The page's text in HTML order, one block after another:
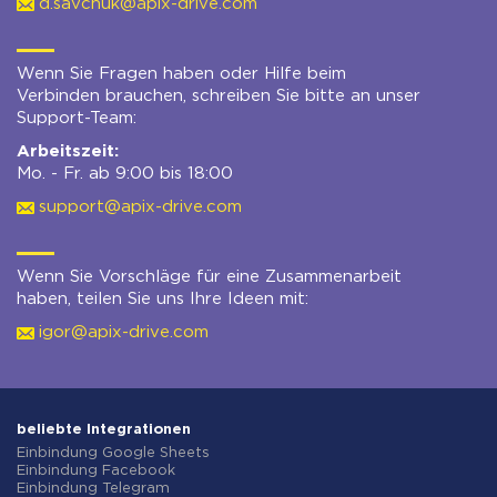
d.savchuk@apix-drive.com
Wenn Sie Fragen haben oder Hilfe beim
Verbinden brauchen, schreiben Sie bitte an unser
Support-Team:
Arbeitszeit:
Mo. - Fr. ab 9:00 bis 18:00
support@apix-drive.com
Wenn Sie Vorschläge für eine Zusammenarbeit
haben, teilen Sie uns Ihre Ideen mit:
igor@apix-drive.com
beliebte Integrationen
Einbindung Google Sheets
Einbindung Facebook
Einbindung Telegram